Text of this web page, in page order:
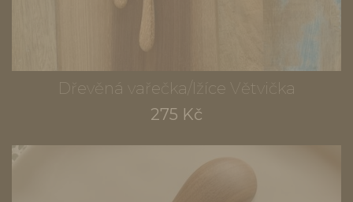
Dřevěná vařečka/lžíce Větvička
275 Kč